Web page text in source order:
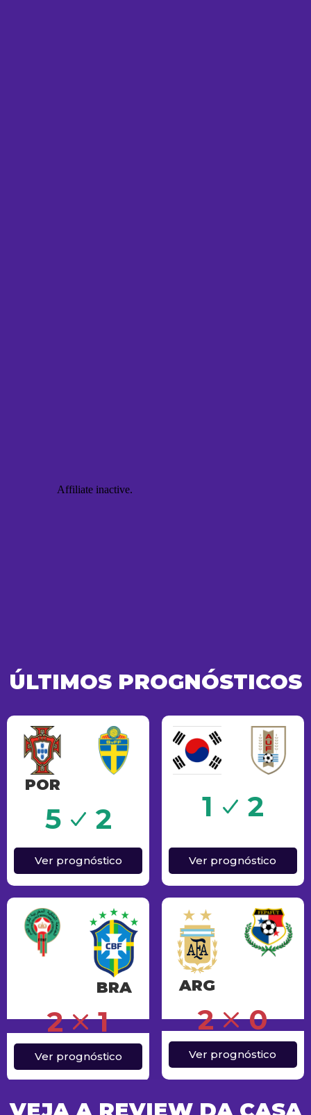
ÚLTIMOS PROGNÓSTICOS
POR
5 2
Ver prognóstico
1
Sucesso 2
Ver prognóstico
BRA
2 1
Ver prognóstico
ARG
2
Erro 0
Ver prognóstico